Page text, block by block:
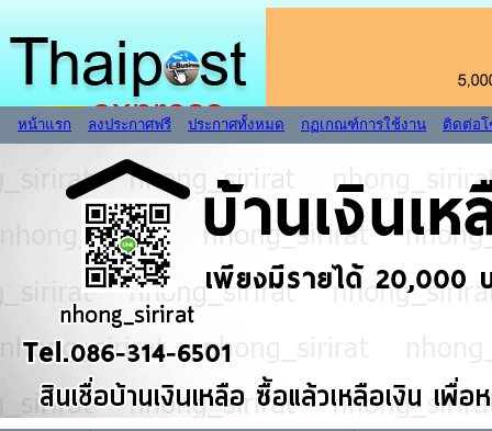
หน้าแรก ลงประกาศฟรี ประกาศทั้งหมด กฏเกณฑ์การใช้งาน ติดต่อ